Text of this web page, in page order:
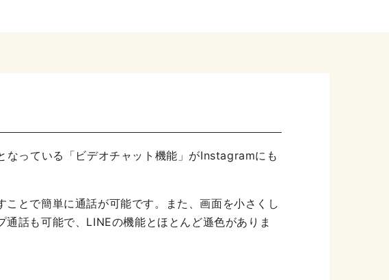
っている「ビデオチャット機能」がInstagramにも
とで簡単に通話が可能です。また、画面を小さくし
話も可能で、LINEの機能とほとんど遜色がありま